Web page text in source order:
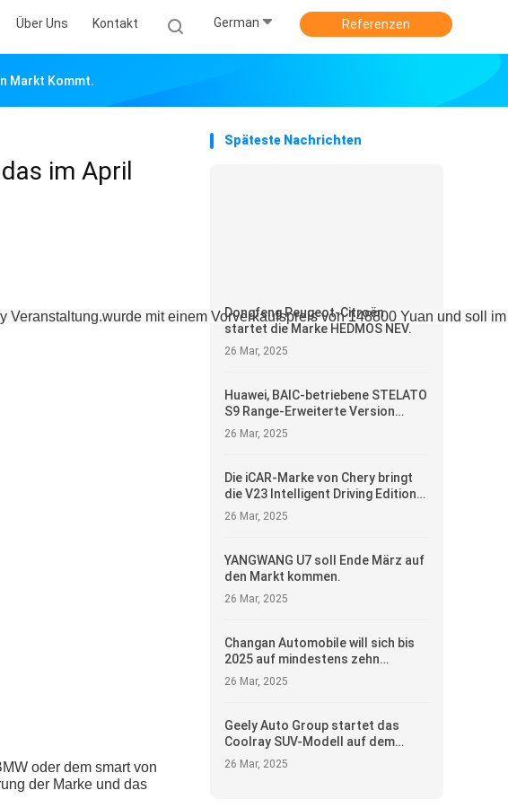
Über Uns Kontakt German Referenzen
Markt Kommt.
im April
mit einem Vorverkaufspreis von 148800 Yuan und soll
oder dem smart von
der Marke und das
Späteste Nachrichten
Dongfeng Peugeot-Citroën
startet die Marke HEDMOS NEV.
26 Mar, 2025
Huawei, BAIC-betriebene STELATO
S9 Range-Erweiterte Version
öffnet für den Vorverkauf.
26 Mar, 2025
Die iCAR-Marke von Chery bringt
die V23 Intelligent Driving Edition
auf den Ostchina-Markt.
26 Mar, 2025
YANGWANG U7 soll Ende März auf
den Markt kommen.
26 Mar, 2025
Changan Automobile will sich bis
2025 auf mindestens zehn
europäische Märkte ausdehnen.
26 Mar, 2025
Geely Auto Group startet das
Coolray SUV-Modell auf dem
vietnamesischen Markt
26 Mar, 2025